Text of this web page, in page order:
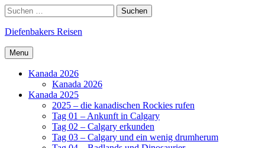
Skip
to
content
Search
Suchen
nach:
Diefenbakers Reisen
Menu
Kanada 2026
Kanada 2026
Kanada 2025
2025 – die kanadischen Rockies rufen
Tag 01 – Ankunft in Calgary
Tag 02 – Calgary erkunden
Tag 03 – Calgary und ein wenig drumherum